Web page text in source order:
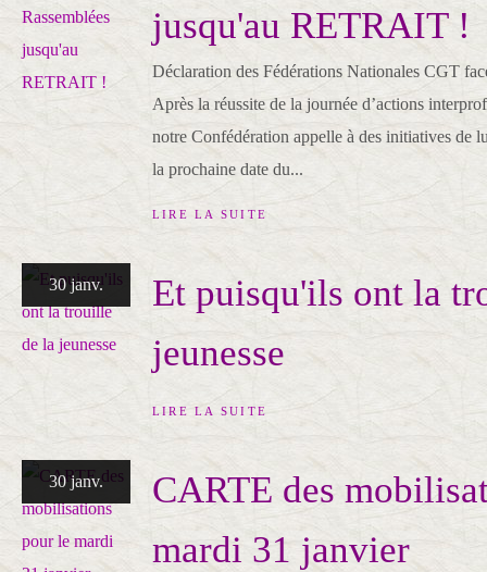
jusqu'au RETRAIT !
Déclaration des Fédérations Nationales CGT
Après la réussite de la journée d’actions
notre Confédération appelle à des initiatives de
la prochaine date du...
LIRE LA SUITE
30 janv.
Et puisqu'ils ont la
jeunesse
LIRE LA SUITE
30 janv.
CARTE des
mardi 31 janvier